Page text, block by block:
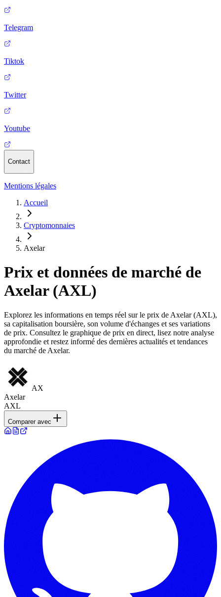
Telegram
Tiktok
Twitter
Youtube
Contact
Mentions légales
Accueil
Cryptomonnaies
Axelar
Prix et données de marché de
Axelar (AXL)
Explorez les informations en temps réel sur le prix de Axelar (AXL),
sa capitalisation boursière, son volume d'échanges et ses variations
de prix. Consultez le graphique de prix en direct, lisez notre analyse
approfondie et restez informé des dernières actualités et tendances
du marché de Axelar.
AX
Axelar
AXL
Comparer avec